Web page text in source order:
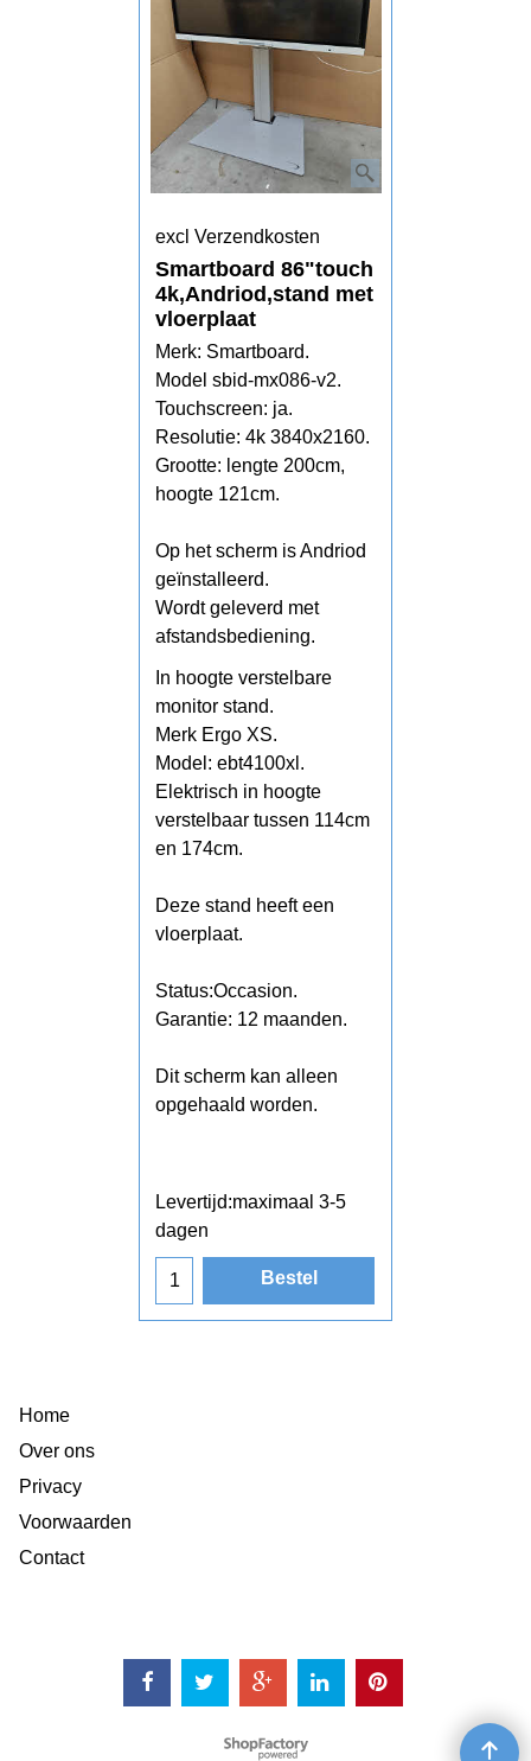
excl Verzendkosten
Smartboard 86"touch
4k,Andriod,stand met
vloerplaat
Merk: Smartboard.
Model sbid-mx086-v2.
Touchscreen: ja.
Resolutie: 4k 3840x2160.
Grootte: lengte 200cm,
hoogte 121cm.
Op het scherm is Andriod
geïnstalleerd.
Wordt geleverd met
afstandsbediening.
In hoogte verstelbare
monitor stand.
Merk Ergo XS.
Model: ebt4100xl.
Elektrisch in hoogte
verstelbaar tussen 114cm
en 174cm.
Deze stand heeft een
vloerplaat.
Status:Occasion.
Garantie: 12 maanden.
Dit scherm kan alleen
opgehaald worden.
Levertijd:maximaal 3-5
dagen
Bestel
Home
Over ons
Privacy
Voorwaarden
Contact
Webwinkel gemaakt met
ShopFactory webwinkel